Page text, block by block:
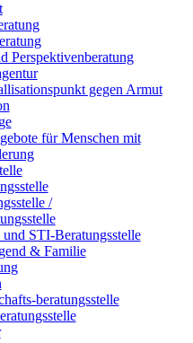
Perspektivenberatung
gegen Armut
für Menschen mit
/
STI-Beratungsstelle
& Familie
beratungsstelle